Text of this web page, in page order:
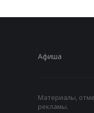
Афиша
Материалы,
рекламы.